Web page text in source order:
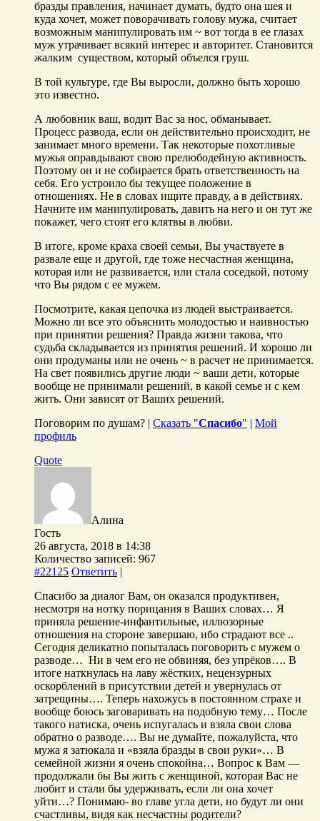
бразды правления, начинает думать, будто она шея и
куда хочет, может поворачивать голову мужа, считает
возможным манипулировать им ~ вот тогда в ее глазах
муж утрачивает всякий интерес и авторитет. Становится
жалким существом, который объелся груш.
В той культуре, где Вы выросли, должно быть хорошо
это известно.
А любовник ваш, водит Вас за нос, обманывает.
Процесс развода, если он действительно происходит, не
занимает много времени. Так некоторые похотливые
мужья оправдывают свою прелюбодейную активность.
Поэтому он и не собирается брать ответственность на
себя. Его устроило бы текущее положение в
отношениях. Не в словах ищите правду, а в действиях.
Начните им манипулировать, давить на него и он тут же
покажет, чего стоят его клятвы в любви.
В итоге, кроме краха своей семьи, Вы участвуете в
развале еще и другой, где тоже несчастная женщина,
которая или не развивается, или стала соседкой, потому
что Вы рядом с ее мужем.
Посмотрите, какая цепочка из людей выстраивается.
Можно ли все это объяснить молодостью и наивностью
при принятии решения? Правда жизни такова, что
судьба складывается из принятия решений. И хорошо ли
они продуманы или не очень ~ в расчет не принимается.
На свет появились другие люди ~ ваши дети, которые
вообще не принимали решений, в какой семье и с кем
жить. Они зависят от Ваших решений.
Поговорим по душам? | Сказать "Спасибо" | Мой
профиль
Quote
Алина
Гость
26 августа, 2018 в 14:38
Количество записей: 967
#22125 Ответить |
Спасибо за диалог Вам, он оказался продуктивен,
несмотря на нотку порицания в Ваших словах… Я
приняла решение-инфантильные, иллюзорные
отношения на стороне завершаю, ибо страдают все ..
Сегодня деликатно попыталась поговорить с мужем о
разводе… Ни в чем его не обвиняя, без упрёков…. В
итоге наткнулась на лаву жёстких, нецензурных
оскорблений в присутствии детей и увернулась от
затрещины…. Теперь нахожусь в постоянном страхе и
вообще боюсь заговаривать на подобную тему… После
такого натиска, очень испугалась и взяла свои слова
обратно о разводе…. Вы не думайте, пожалуйста, что
мужа я затюкала и «взяла бразды в свои руки»… В
семейной жизни я очень спокойна… Вопрос к Вам —
продолжали бы Вы жить с женщиной, которая Вас не
любит и стали бы удерживать, если ли она хочет
уйти…? Понимаю- во главе угла дети, но будут ли они
счастливы, видя как несчастны родители?